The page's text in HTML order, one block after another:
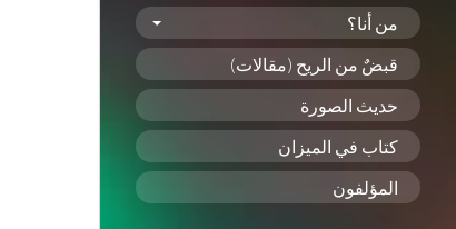
من أنا؟
قبضٌ من الريح (مقالات)
حديث الصورة
كتاب في الميزان
المؤلفون